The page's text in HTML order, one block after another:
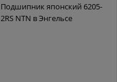
Подшипник японский 6205-
2RS NTN в Энгельсе